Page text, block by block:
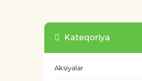
Kateqoriya
Aksiyalar